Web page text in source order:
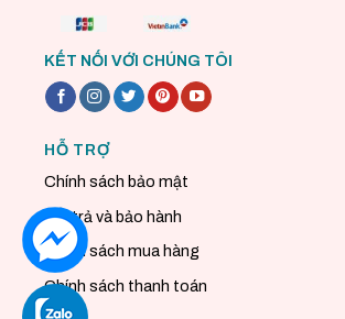
KẾT NỐI VỚI CHÚNG TÔI
HỖ TRỢ
Chính sách bảo mật
Đổi trả và bảo hành
Chính sách mua hàng
Chính sách thanh toán